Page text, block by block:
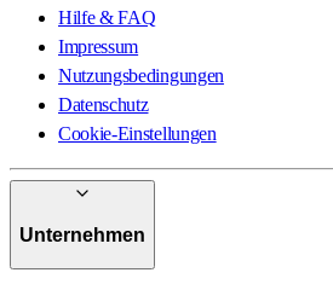
Hilfe & FAQ
Impressum
Nutzungsbedingungen
Datenschutz
Cookie-Einstellungen
Unternehmen